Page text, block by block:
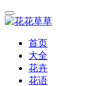
首页
大全
花卉
花语